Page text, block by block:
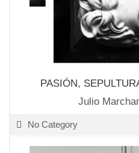
PASIÓN,
Julio
No Category